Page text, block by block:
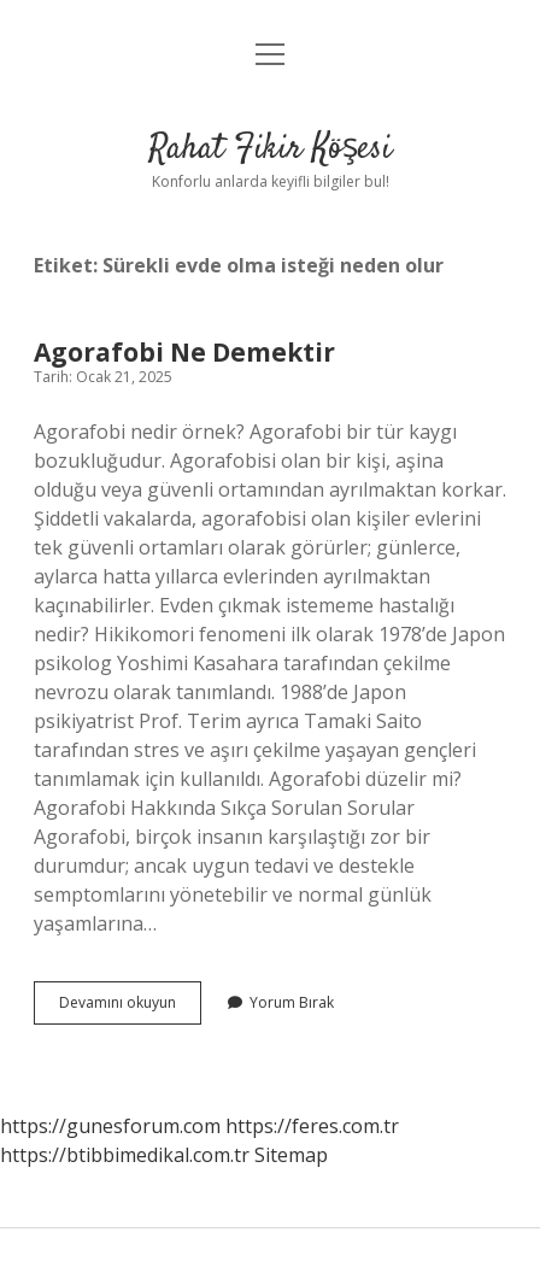
Anasayfa
Yasal Uyarı
menüyü
Rahat Fikir Köşesi
Konforlu anlarda keyifli bilgiler bul!
Etiket: Sürekli evde olma isteği neden olur
Agorafobi Ne Demektir
Tarih: Ocak 21, 2025
Agorafobi nedir örnek? Agorafobi bir tür kaygı
bozukluğudur. Agorafobisi olan bir kişi, aşina
olduğu veya güvenli ortamından ayrılmaktan korkar.
Şiddetli vakalarda, agorafobisi olan kişiler evlerini
tek güvenli ortamları olarak görürler; günlerce,
aylarca hatta yıllarca evlerinden ayrılmaktan
kaçınabilirler. Evden çıkmak istememe hastalığı
nedir? Hikikomori fenomeni ilk olarak 1978’de Japon
psikolog Yoshimi Kasahara tarafından çekilme
nevrozu olarak tanımlandı. 1988’de Japon
psikiyatrist Prof. Terim ayrıca Tamaki Saito
tarafından stres ve aşırı çekilme yaşayan gençleri
tanımlamak için kullanıldı. Agorafobi düzelir mi?
Agorafobi Hakkında Sıkça Sorulan Sorular
Agorafobi, birçok insanın karşılaştığı zor bir
durumdur; ancak uygun tedavi ve destekle
semptomlarını yönetebilir ve normal günlük
yaşamlarına…
Devamını okuyun Agorafobi
Ne
Yorum Bırak
https://gunesforum.com https://feres.com.tr
https://btibbimedikal.com.trSitemap